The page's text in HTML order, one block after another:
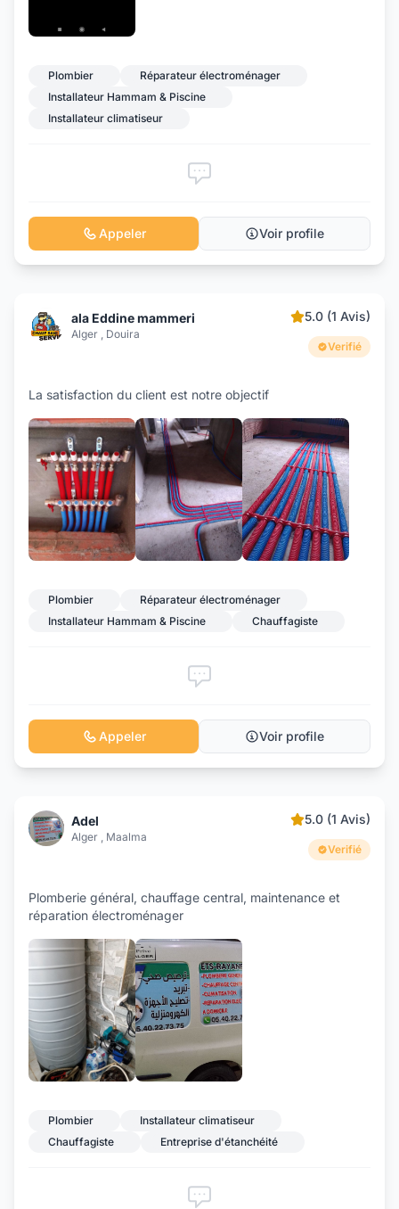
Plombier
Réparateur électroménager
Installateur Hammam & Piscine
Installateur climatiseur
Appeler Voir profile
ala Eddine mammeri
Alger , Douira
5.0 (1 Avis)
Verifié
La satisfaction du client est notre objectif
Plombier
Réparateur électroménager
Installateur Hammam & Piscine
Chauffagiste
Appeler Voir profile
Adel
Alger , Maalma
5.0 (1 Avis)
Verifié
Plomberie général, chauffage central, maintenance et
réparation électroménager
Plombier
Installateur climatiseur
Chauffagiste
Entreprise d'étanchéité